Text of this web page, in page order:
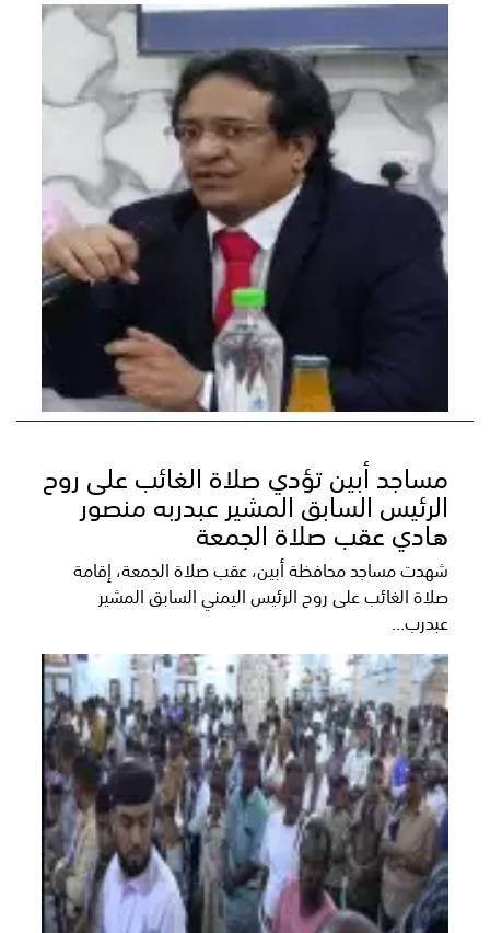
مساجد أبين تؤدي صلاة الغائب على روح
الرئيس السابق المشير عبدربه منصور
هادي عقب صلاة الجمعة
شهدت مساجد محافظة أبين، عقب صلاة الجمعة، إقامة
صلاة الغائب على روح الرئيس اليمني السابق المشير
عبدرب...